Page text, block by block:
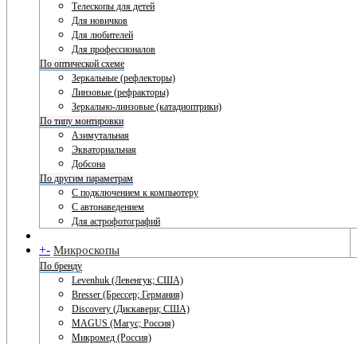
Телескопы для детей
Для новичков
Для любителей
Для профессионалов
По оптической схеме
Зеркальные (рефлекторы)
Линзовые (рефракторы)
Зеркально-линзовые (катадиоптрики)
По типу монтировки
Азимутальная
Экваториальная
Добсона
По другим параметрам
С подключением к компьютеру
С автонаведением
Для астрофотографий
+- Микроскопы
По бренду
Levenhuk (Левенгук; США)
Bresser (Брессер; Германия)
Discovery (Дискавери; США)
MAGUS (Магус; Россия)
Микромед (Россия)